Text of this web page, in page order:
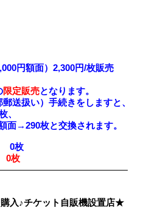
円額面）2,300円/枚販売
限定販売となります。
送扱い）手続きをしますと、
、
面→290枚と交換されます。
0枚
0枚
入♪チケット自販機設置店★